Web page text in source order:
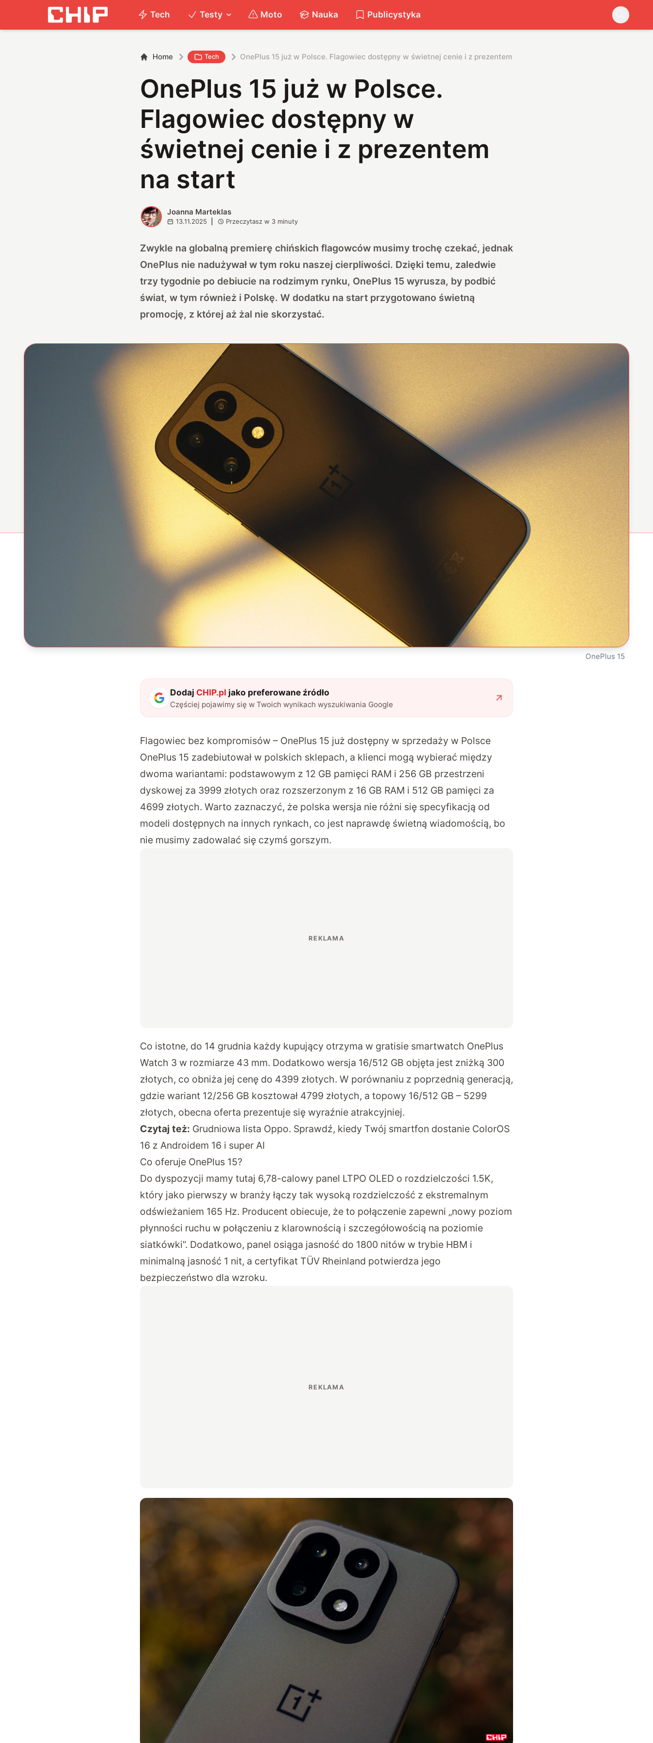
Tech Testy Moto Nauka Publicystyka
Home Tech OnePlus 15 już w Polsce. Flagowiec dostępny w świetnej cenie i z prezentem na start
OnePlus 15 już w Polsce.
Flagowiec dostępny w
świetnej cenie i z prezentem
na start
J Joanna Marteklas
13.11.2025 Przeczytasz w 3 minuty
Zwykle na globalną premierę chińskich flagowców musimy trochę czekać, jednak
OnePlus nie nadużywał w tym roku naszej cierpliwości. Dzięki temu, zaledwie
trzy tygodnie po debiucie na rodzimym rynku, OnePlus 15 wyrusza, by podbić
świat, w tym również i Polskę. W dodatku na start przygotowano świetną
promocję, z której aż żal nie skorzystać.
OnePlus 15
Dodaj CHIP.pl jako preferowane źródło
Częściej pojawimy się w Twoich wynikach wyszukiwania Google
Flagowiec bez kompromisów – OnePlus 15 już dostępny w sprzedaży w Polsce
OnePlus 15 zadebiutował w polskich sklepach, a klienci mogą wybierać między
dwoma wariantami: podstawowym z 12 GB pamięci RAM i 256 GB przestrzeni
dyskowej za 3999 złotych oraz rozszerzonym z 16 GB RAM i 512 GB pamięci za
4699 złotych. Warto zaznaczyć, że polska wersja nie różni się specyfikacją od
modeli dostępnych na innych rynkach, co jest naprawdę świetną wiadomością, bo
nie musimy zadowalać się czymś gorszym.
Co istotne, do 14 grudnia każdy kupujący otrzyma w gratisie smartwatch OnePlus
Watch 3 w rozmiarze 43 mm. Dodatkowo wersja 16/512 GB objęta jest zniżką 300
złotych, co obniża jej cenę do 4399 złotych. W porównaniu z poprzednią generacją,
gdzie wariant 12/256 GB kosztował 4799 złotych, a topowy 16/512 GB – 5299
złotych, obecna oferta prezentuje się wyraźnie atrakcyjniej.
Czytaj też: Grudniowa lista Oppo. Sprawdź, kiedy Twój smartfon dostanie ColorOS
16 z Androidem 16 i super AI
Co oferuje OnePlus 15?
Do dyspozycji mamy tutaj 6,78-calowy panel LTPO OLED o rozdzielczości 1.5K,
który jako pierwszy w branży łączy tak wysoką rozdzielczość z ekstremalnym
odświeżaniem 165 Hz. Producent obiecuje, że to połączenie zapewni „nowy poziom
płynności ruchu w połączeniu z klarownością i szczegółowością na poziomie
siatkówki”. Dodatkowo, panel osiąga jasność do 1800 nitów w trybie HBM i
minimalną jasność 1 nit, a certyfikat TÜV Rheinland potwierdza jego
bezpieczeństwo dla wzroku.